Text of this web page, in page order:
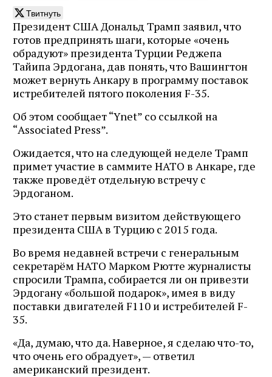
Твитнуть
Президент США Дональд Трамп заявил, что
готов предпринять шаги, которые «очень
обрадуют» президента Турции Реджепа
Тайипа Эрдогана, дав понять, что Вашингтон
может вернуть Анкару в программу поставок
истребителей пятого поколения F-35.
Об этом сообщает “Ynet” со ссылкой на
“Associated Press”.
Ожидается, что на следующей неделе Трамп
примет участие в саммите НАТО в Анкаре, где
также проведёт отдельную встречу с
Эрдоганом.
Это станет первым визитом действующего
президента США в Турцию с 2015 года.
Во время недавней встречи с генеральным
секретарём НАТО Марком Рютте журналисты
спросили Трампа, собирается ли он привезти
Эрдогану «большой подарок», имея в виду
поставки двигателей F110 и истребителей F-
35.
«Да, думаю, что да. Наверное, я сделаю что-то,
что очень его обрадует», — ответил
американский президент.